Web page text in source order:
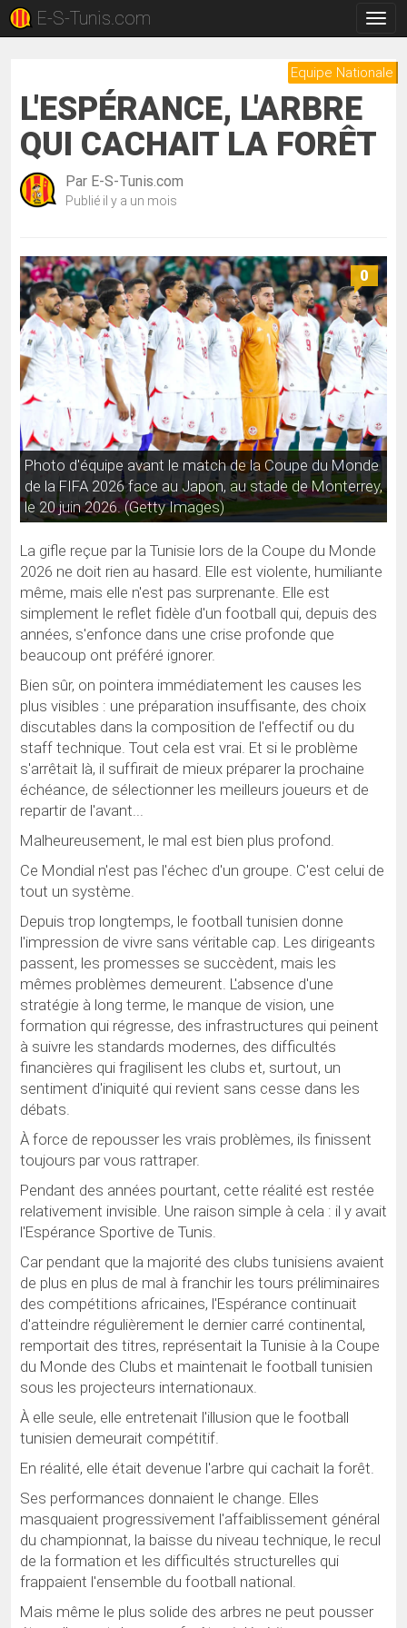
la
E-S-Tunis.com
Equipe Nationale
L'ESPÉRANCE, L'ARBRE
QUI CACHAIT LA FORÊT
Par E-S-Tunis.com
Publié il y a un mois
Photo d'équipe avant le match de la Coupe du Monde
de la FIFA 2026 face au Japon, au stade de Monterrey,
le 20 juin 2026. (Getty Images)
0
La gifle reçue par la Tunisie lors de la Coupe du Monde
2026 ne doit rien au hasard. Elle est violente, humiliante
même, mais elle n'est pas surprenante. Elle est
simplement le reflet fidèle d'un football qui, depuis des
années, s'enfonce dans une crise profonde que
beaucoup ont préféré ignorer.
Bien sûr, on pointera immédiatement les causes les
plus visibles : une préparation insuffisante, des choix
discutables dans la composition de l'effectif ou du
staff technique. Tout cela est vrai. Et si le problème
s'arrêtait là, il suffirait de mieux préparer la prochaine
échéance, de sélectionner les meilleurs joueurs et de
repartir de l'avant...
Malheureusement, le mal est bien plus profond.
Ce Mondial n'est pas l'échec d'un groupe. C'est celui de
tout un système.
Depuis trop longtemps, le football tunisien donne
l'impression de vivre sans véritable cap. Les dirigeants
passent, les promesses se succèdent, mais les
mêmes problèmes demeurent. L'absence d'une
stratégie à long terme, le manque de vision, une
formation qui régresse, des infrastructures qui peinent
à suivre les standards modernes, des difficultés
financières qui fragilisent les clubs et, surtout, un
sentiment d'iniquité qui revient sans cesse dans les
débats.
À force de repousser les vrais problèmes, ils finissent
toujours par vous rattraper.
Pendant des années pourtant, cette réalité est restée
relativement invisible. Une raison simple à cela : il y avait
l'Espérance Sportive de Tunis.
Car pendant que la majorité des clubs tunisiens avaient
de plus en plus de mal à franchir les tours préliminaires
des compétitions africaines, l'Espérance continuait
d'atteindre régulièrement le dernier carré continental,
remportait des titres, représentait la Tunisie à la Coupe
du Monde des Clubs et maintenait le football tunisien
sous les projecteurs internationaux.
À elle seule, elle entretenait l'illusion que le football
tunisien demeurait compétitif.
En réalité, elle était devenue l'arbre qui cachait la forêt.
Ses performances donnaient le change. Elles
masquaient progressivement l'affaiblissement général
du championnat, la baisse du niveau technique, le recul
de la formation et les difficultés structurelles qui
frappaient l'ensemble du football national.
Mais même le plus solide des arbres ne peut pousser